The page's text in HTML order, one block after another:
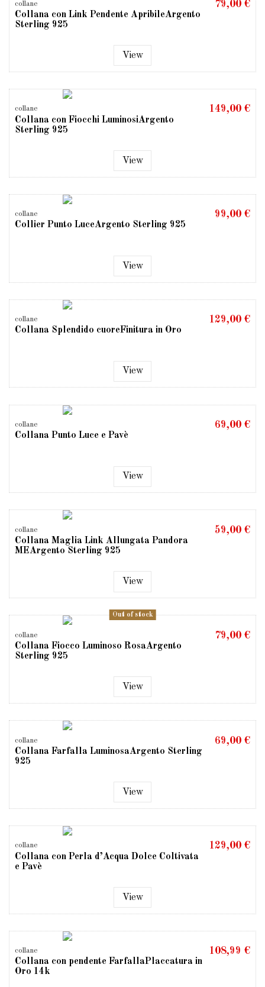
collane
Collana con Link Pendente ApribileArgento
Sterling 925
79,00 €
View
collane
Collana con Fiocchi LuminosiArgento
Sterling 925
149,00 €
View
collane
Collier Punto LuceArgento Sterling 925
99,00 €
View
collane
Collana Splendido cuoreFinitura in Oro
129,00 €
View
collane
Collana Punto Luce e Pavè
69,00 €
View
collane
Collana Maglia Link Allungata Pandora
MEArgento Sterling 925
59,00 €
View
Out of stock
collane
Collana Fiocco Luminoso RosaArgento
Sterling 925
79,00 €
View
collane
Collana Farfalla LuminosaArgento Sterling
925
69,00 €
View
collane
Collana con Perla d’Acqua Dolce Coltivata
e Pavè
129,00 €
View
collane
Collana con pendente FarfallaPlaccatura in
Oro 14k
108,99 €